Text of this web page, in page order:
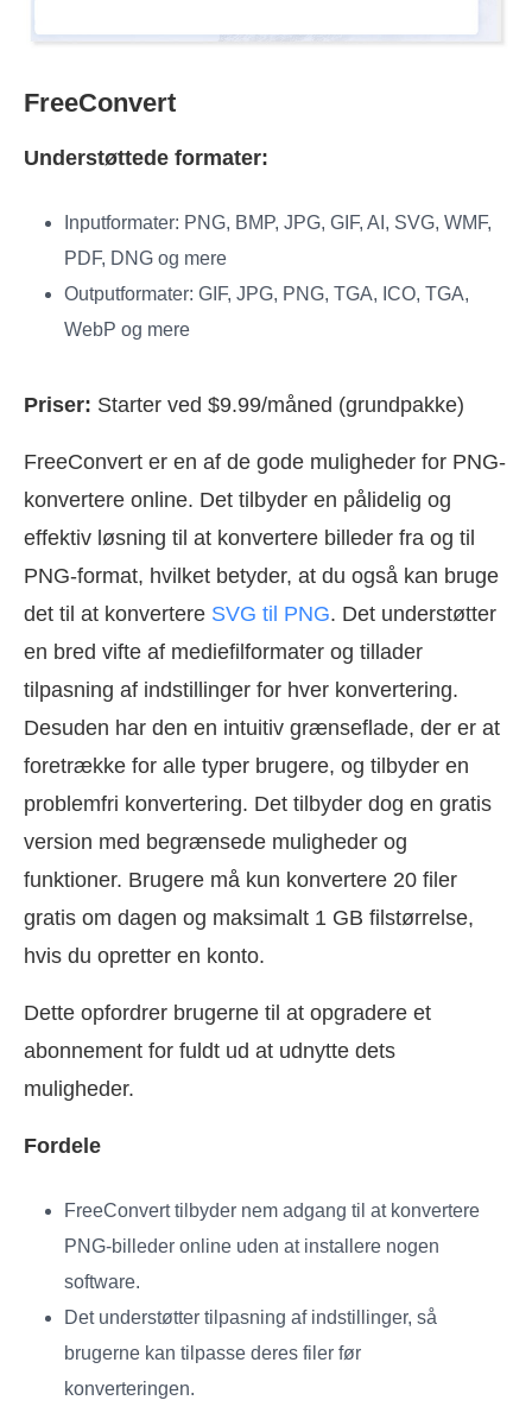
FreeConvert
Understøttede formater:
Inputformater: PNG, BMP, JPG, GIF, AI, SVG, WMF,
PDF, DNG og mere
Outputformater: GIF, JPG, PNG, TGA, ICO, TGA,
WebP og mere
Priser: Starter ved $9.99/måned (grundpakke)
FreeConvert er en af de gode muligheder for PNG-
konvertere online. Det tilbyder en pålidelig og
effektiv løsning til at konvertere billeder fra og til
PNG-format, hvilket betyder, at du også kan bruge
det til at konvertere SVG til PNG. Det understøtter
en bred vifte af mediefilformater og tillader
tilpasning af indstillinger for hver konvertering.
Desuden har den en intuitiv grænseflade, der er at
foretrække for alle typer brugere, og tilbyder en
problemfri konvertering. Det tilbyder dog en gratis
version med begrænsede muligheder og
funktioner. Brugere må kun konvertere 20 filer
gratis om dagen og maksimalt 1 GB filstørrelse,
hvis du opretter en konto.
Dette opfordrer brugerne til at opgradere et
abonnement for fuldt ud at udnytte dets
muligheder.
Fordele
FreeConvert tilbyder nem adgang til at konvertere
PNG-billeder online uden at installere nogen
software.
Det understøtter tilpasning af indstillinger, så
brugerne kan tilpasse deres filer før
konverteringen.